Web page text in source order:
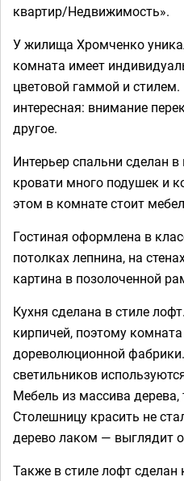
квартир/Недвижимость».
У жилища Хромченко
комната имеет
цветовой гаммой и стилем.
интересная: внимание
другое.
Интерьер спальни сделан
кровати много подушек и
этом в комнате стоит
Гостиная оформлена в
потолках лепнина, на
картина в позолоченной
Кухня сделана в стиле
кирпичей, поэтому
дореволюционной
светильников
Мебель из массива дерева,
Столешницу красить не
дерево лаком — выглядит
Также в стиле лофт